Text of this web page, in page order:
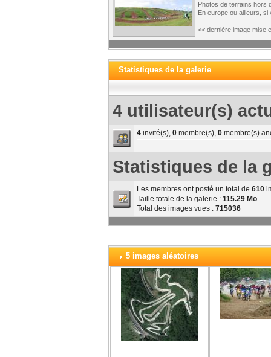
Photos de terrains hors
En europe ou ailleurs,
<< dernière image mise
Statistiques de la galerie
4 utilisateur(s)
4 invité(s),0 membre(s),0 membre(s)
Statistiques de la
Les membres ont posté un total de610
Taille totale de la galerie :115.29 Mo
Total des images vues :715036
5 images aléatoires